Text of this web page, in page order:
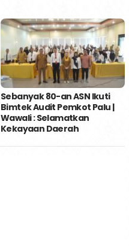
Sebanyak 80-an ASN Ikuti
Bimtek Audit Pemkot Palu |
Wawali : Selamatkan
Kekayaan Daerah